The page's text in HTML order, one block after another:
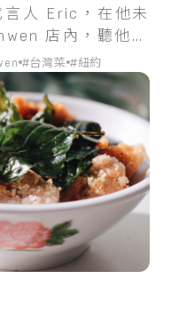
言人 Eric，在他未
店內，聽他說
#台灣菜 #紐約